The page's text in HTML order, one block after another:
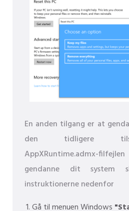
En anden tilgang er at
den tidligere
AppXRuntime.admx-
gendanne dit system
instruktionerne nedenfor
Gå til menuen Windows